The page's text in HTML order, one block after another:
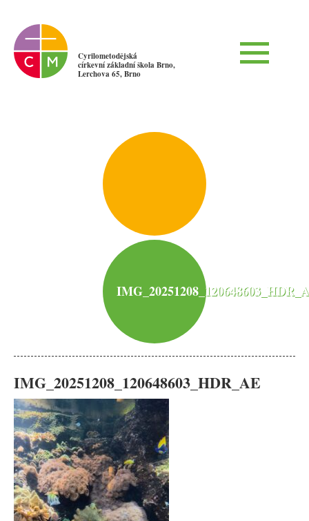
Cyrilometodějská
církevní základní škola Brno,
Lerchova 65, Brno
IMG_20251208_120648603_HDR_AE